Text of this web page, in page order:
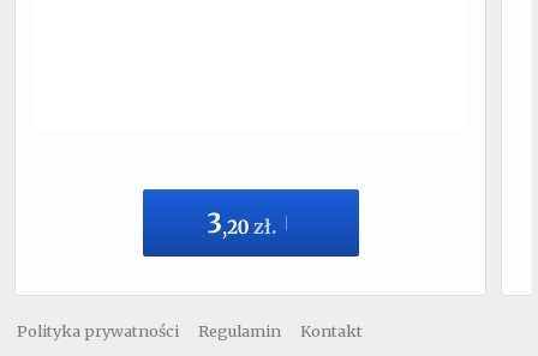
3,20 zł.
Polityka prywatności Regulamin Kontakt